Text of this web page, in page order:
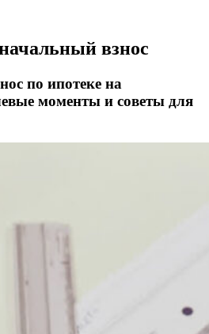
взнос
по ипотеке на
моменты и советы для